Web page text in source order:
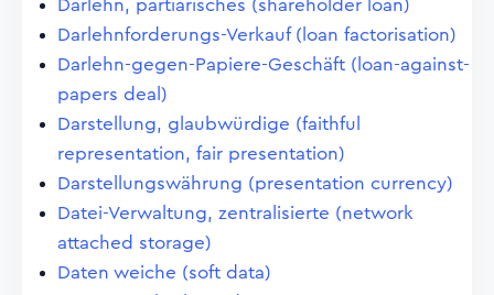
Darlehn, partiarisches (shareholder loan)
Darlehnforderungs-Verkauf (loan factorisation)
Darlehn-gegen-Papiere-Geschäft (loan-against-
papers deal)
Darstellung, glaubwürdige (faithful
representation, fair presentation)
Darstellungswährung (presentation currency)
Datei-Verwaltung, zentralisierte (network
attached storage)
Daten weiche (soft data)